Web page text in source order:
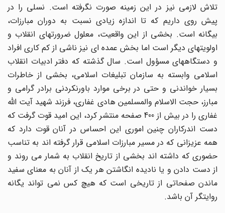
تلاش لازمی نیز در این زمینه صورت نگرفته است. نسلی را در
پیش روی داریم که تا اندازه زیادی نسبت به دوران مبارزات،
بیگانه است. بخشی از این واقعیت، معلول ضرورتهای انقلاب و
اولویتهای دیگر است اما بخش عمده ای نیز ناشی از کم کاری افراد
و دستگاههای مسؤول است. سال گذشته که دفتر ادبیات انقلاب
اسلامی وابسته به سازمان تبلیغات اسلامی، بخشی از خاطرات
بسیار خواندنی و حتی در برخی موارد باورنکردنی برادر گرامی و
مبارز، حجت الاسلام والمسلمین هادی غفاری، فرزند شهید آیت اللّه
غفاری را در بیش از 400 صفحه منتشر کرد، این امید قوت گرفت که
دست اندرکاران چنین اموری این احساس در آنان قوت دارد که
همه عزیزانی که در مسیر مبارزات اسلامی قرار گرفته اند به تناسب
حضوری که داشته اند بخشی از تاریخ انقلاب به شمار می روند و
از دست دادن و یا نادیده انگاشتن هر یک از آنان به معنای سفید
ماندن صفحاتی از تاریخی است که هیچ کس نمی تواند یگانه
روایتگر آن باشد.